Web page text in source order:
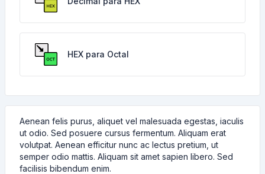
HEX para Octal
Aenean felis purus, aliquet vel malesuada egestas, iaculis
ut odio. Sed posuere cursus fermentum. Aliquam erat
volutpat. Aenean efficitur nunc ac lectus pretium, ut
semper odio mattis. Aliquam sit amet sapien libero. Sed
facilisis bibendum enim.